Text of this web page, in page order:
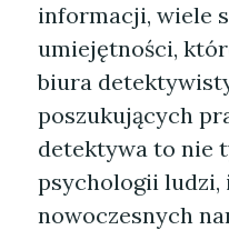
informacji, wiele
umiejętności,
biura
poszukujących
detektywa to nie
psychologii ludzi,
nowoczesnych